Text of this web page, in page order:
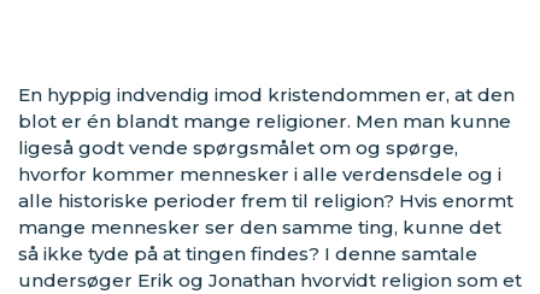
En hyppig indvendig imod kristendommen er, at den
blot er én blandt mange religioner. Men man kunne
ligeså godt vende spørgsmålet om og spørge,
hvorfor kommer mennesker i alle verdensdele og i
alle historiske perioder frem til religion? Hvis enormt
mange mennesker ser den samme ting, kunne det
så ikke tyde på at tingen findes? I denne samtale
undersøger Erik og Jonathan hvorvidt religion som et